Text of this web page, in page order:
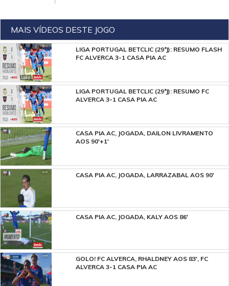
MAIS VÍDEOS DESTE JOGO
LIGA PORTUGAL BETCLIC (29ªJ): RESUMO FLASH
FC ALVERCA 3-1 CASA PIA AC
LIGA PORTUGAL BETCLIC (29ªJ): RESUMO FC
ALVERCA 3-1 CASA PIA AC
CASA PIA AC, JOGADA, DAILON LIVRAMENTO
AOS 90'+1'
CASA PIA AC, JOGADA, LARRAZABAL AOS 90'
CASA PIA AC, JOGADA, KALY AOS 86'
GOLO! FC ALVERCA, RHALDNEY AOS 83', FC
ALVERCA 3-1 CASA PIA AC